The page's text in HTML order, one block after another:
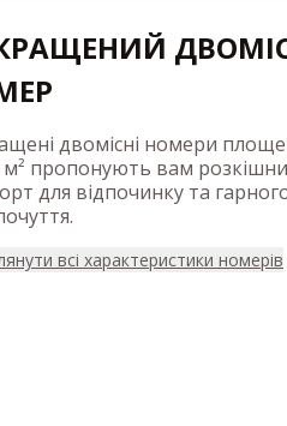
двомісні номери
м² пропонують вам
для відпочинку та
всі характеристики номерів